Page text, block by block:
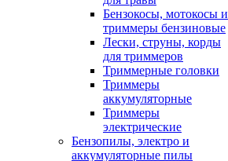
Бензокосы, мотокосы и
триммеры бензиновые
Лески, струны, корды
для триммеров
Триммерные головки
Триммеры
аккумуляторные
Триммеры
электрические
Бензопилы, электро и
аккумуляторные пилы